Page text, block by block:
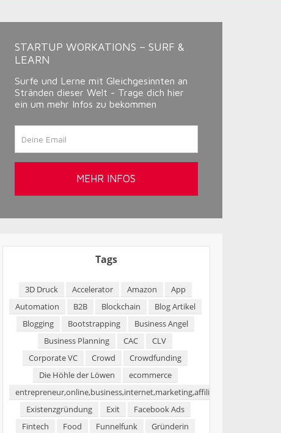
STARTUP WORKATIONS – SURF &
LEARN
Surfe und Lerne mit Gleichgesinnten an
Stränden dieser Welt - Trage dich hier
ein um mehr Infos zu bekommen
Tags
3D Druck Accelerator Amazon
App
Automation
B2B Blockchain
Blog Artikel
Blogging
Bootstrapping
Business Angel
Business Planning
CAC
CLV
Corporate VC
Crowd
Crowdfunding
Die Höhle der Löwen
ecommerce
Existenzgründung
Exit
Facebook Ads
Fintech
Food Funnelfunk
Gründerin